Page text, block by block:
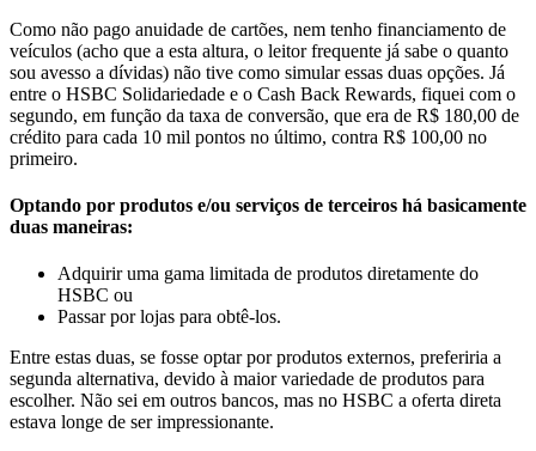
Como não pago anuidade de cartões, nem tenho financiamento de
veículos (acho que a esta altura, o leitor frequente já sabe o quanto
sou avesso a dívidas) não tive como simular essas duas opções. Já
entre o HSBC Solidariedade e o Cash Back Rewards, fiquei com o
segundo, em função da taxa de conversão, que era de R$ 180,00 de
crédito para cada 10 mil pontos no último, contra R$ 100,00 no
primeiro.
Optando por produtos e/ou serviços de terceiros há basicamente
duas maneiras:
Adquirir uma gama limitada de produtos diretamente do
HSBC ou
Passar por lojas para obtê-los.
Entre estas duas, se fosse optar por produtos externos, preferiria a
segunda alternativa, devido à maior variedade de produtos para
escolher. Não sei em outros bancos, mas no HSBC a oferta direta
estava longe de ser impressionante.